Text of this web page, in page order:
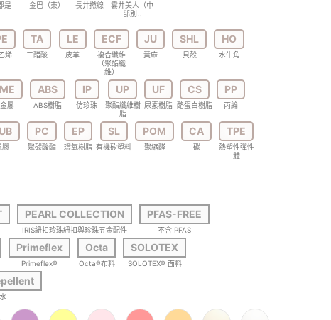
是 金巴（東） 長井撚線
雲井美人（中
部別..
烯
TA
三醋酸
LE
皮革
ECF
複合纖維
（聚酯纖
維）
JU
黃麻
SHL
貝殼
HO
水牛角
ME
金屬
ABS
ABS樹脂
IP
仿珍珠
UP
聚酯纖維樹
脂
UF
尿素樹脂
CS
酪蛋白樹脂
PP
丙綸
膠
PC
聚碳酸酯
EP
環氧樹脂
SL
有機矽塑料
POM
聚縮醛
CA
碳
TPE
熱塑性彈性
體
PEARL COLLECTION
IRIS紐扣珍珠紐扣與珍珠五金配件
PFAS-FREE
不含 PFAS
Primeflex
Primeflex®
Octa
Octa®布料
SOLOTEX
SOLOTEX® 面料